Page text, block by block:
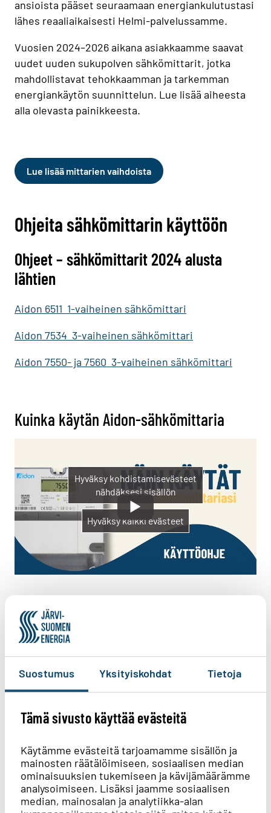
Suostumus Yksityiskohdat Tietoja
Tämä sivusto käyttää evästeitä
Käytämme evästeitä tarjoamamme sisällön ja
mainosten räätälöimiseen, sosiaalisen median
ominaisuuksien tukemiseen ja kävijämäärämme
analysoimiseen. Lisäksi jaamme sosiaalisen
median, mainosalan ja analytiikka-alan
ansioista pääset seuraamaan energiankulutustasi
lähes reaaliaikaisesti Helmi-palvelussamme.
Vuosien 2024–2026 aikana asiakkaamme saavat
uudet uuden sukupolven sähkömittarit, jotka
mahdollistavat tehokkaamman ja tarkemman
energiankäytön suunnittelun. Lue lisää aiheesta
alla olevasta painikkeesta.
Lue lisää mittarien vaihdoista
Ohjeita sähkömittarin käyttöön
Ohjeet – sähkömittarit 2024 alusta
lähtien
Aidon 6511 1-vaiheinen sähkömittari
Aidon 7534 3-vaiheinen sähkömittari
Aidon 7550- ja 7560 3-vaiheinen sähkömittari
Kuinka käytän Aidon-sähkömittaria
Hyväksy kohdistamisevästeet
nähdäksesi sisällön
Hyväksy kaikki evästeet
Kuinka katkaisen sähköt Aidon-
sähkömittarista
Hyväksy kohdistamisevästeet
Hyväksy kaikki evästeet